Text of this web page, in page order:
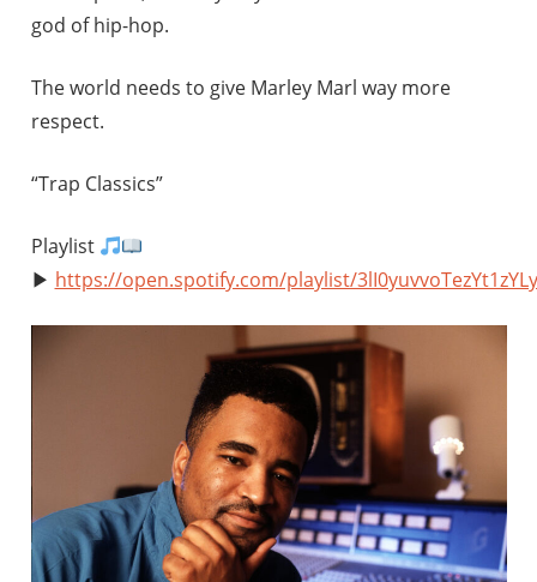
god of hip-hop.
The world needs to give Marley Marl way more
respect.
“Trap Classics”
Playlist
▶︎ https://open.spotify.com/playlist/